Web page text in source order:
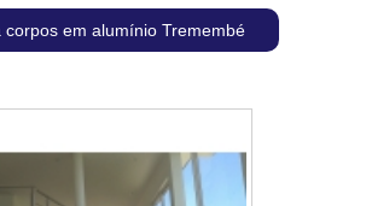
corpos em alumínio Tremembé